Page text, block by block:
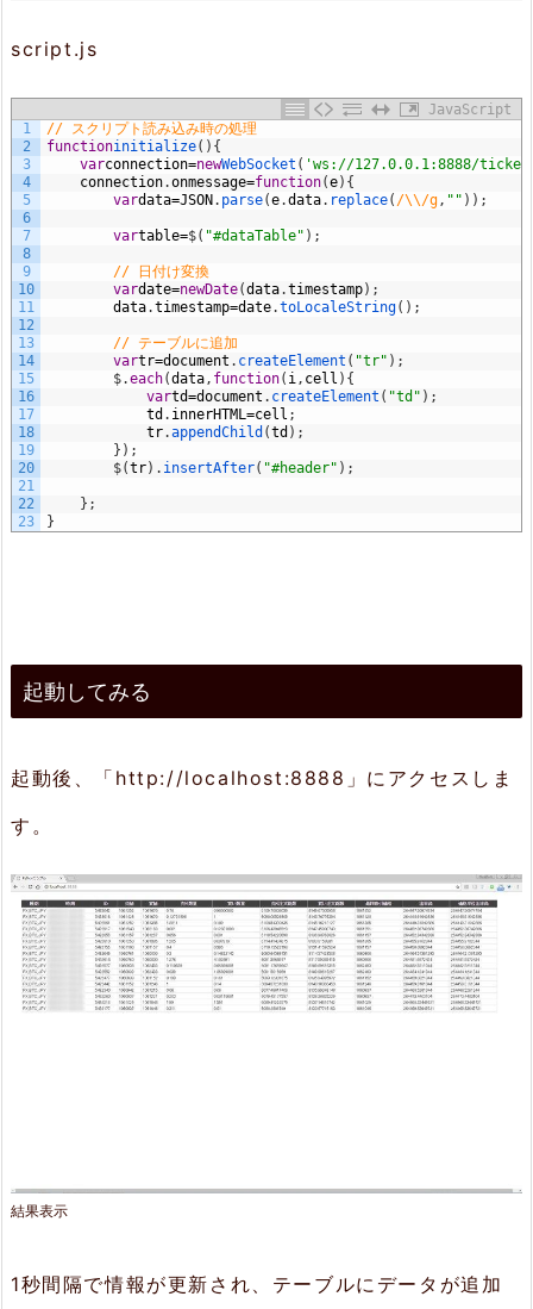
script.js
JavaScript
1
2
3
4
5
6
7
8
9
10
11
12
13
14
15
16
17
18
19
20
21
22
23
// スクリプト読み込み時の処理
functioninitialize( ) {
varconnection=newWebSocket ( 'ws://127.0.0.1:8888/
connection.onmessage=function(e) {
vardata=JSON . parse(e.data. replace( /\\/g, "" ) ) ;
vartable=$( "#dataTable" ) ;
// 日付け変換
vardate=newDate(data.timestamp) ;
data.timestamp=date.toLocaleString( ) ;
// テーブルに追加
vartr=document . createElement ( "tr" ) ;
$.each(data, function( i, cell ) {
vartd=document . createElement ( "td" ) ;
td . innerHTML=cell ;
tr.appendChild (td ) ;
} ) ;
$(tr) . insertAfter( "#header" ) ;
} ;
}
起動してみる
起動後、「http://localhost:8888」にアクセスしま
す。
結果表示
1秒間隔で情報が更新され、テーブルにデータが追加